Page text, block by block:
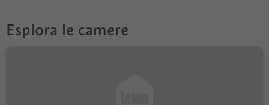
Esplora le camere